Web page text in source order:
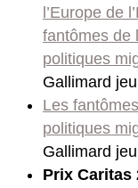
l’Europe de
fantômes de
politiques
Gallimard
Les
politiques
Gallimard
Prix Caritas